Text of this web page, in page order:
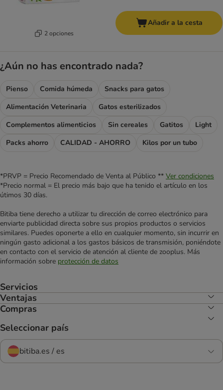
2 opciones
Añadir a la cesta
¿Aún no has encontrado nada?
Pienso Comida húmeda
Snacks para gatos
Alimentación Veterinaria
Gatos esterilizados
Complementos alimenticios
Sin cereales Gatitos
Light
Packs ahorro
CALIDAD - AHORRO Kilos por un tubo
*PRVP = Precio Recomendado de Venta al Público ** Ver condiciones
*Precio normal = El precio más bajo que ha tenido el artículo en los
útimos 30 días.
Bitiba tiene derecho a utilizar tu dirección de correo electrónico para
enviarte publicidad directa sobre sus propios productos o servicios
similares. Puedes oponerte a ello en cualquier momento, sin incurrir en
ningún gasto adicional a los gastos básicos de transmisión, poniéndote
en contacto con el servicio de atención al cliente de zooplus. Más
información sobre protección de datos
Servicios
Ventajas
Compras
Seleccionar país
bitiba.es / es